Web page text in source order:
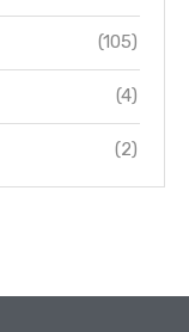
(105)
(4)
(2)